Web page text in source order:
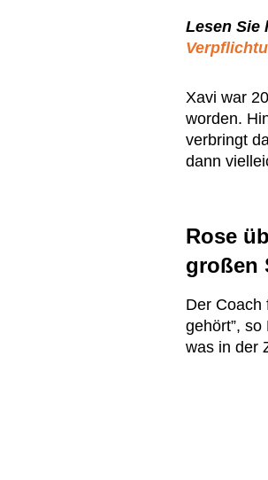
Lesen Sie
Xavi war
worden.
verbringt
dann
Rose
großen
Der Coach
gehört”,
was in der